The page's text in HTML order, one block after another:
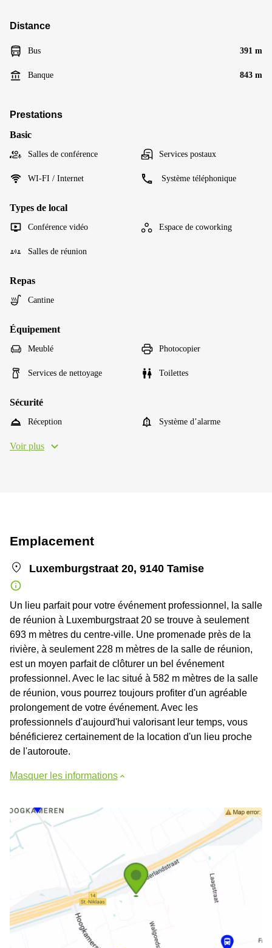
Distance
Bus 391 m
Banque 843 m
Prestations
Basic
Salles de conférence Services postaux
WI-FI / Internet Système téléphonique
Types de local
Conférence vidéo Espace de coworking
Salles de réunion
Repas
Cantine
Équipement
Meublé Photocopier
Services de nettoyage Toilettes
Sécurité
Réception Système d’alarme
Voir plus
Emplacement
Luxemburgstraat 20, 9140 Tamise
Un lieu parfait pour votre événement professionnel, la salle
de réunion à Luxemburgstraat 20 se trouve à seulement
693 m mètres du centre-ville. Une promenade près de la
rivière, à seulement 228 m mètres de la salle de réunion,
est un moyen parfait de clôturer un bel événement
professionnel. Avec le lac situé à 582 m mètres de la salle
de réunion, vous pourrez toujours profiter d'un agréable
prolongement de votre événement. Avec les
professionnels d'aujourd'hui valorisant leur temps, vous
bénéficierez certainement de la location d'un lieu proche
de l'autoroute.
Masquer les informations